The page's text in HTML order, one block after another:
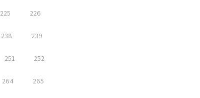
225 226
238 239
251 252
264 265